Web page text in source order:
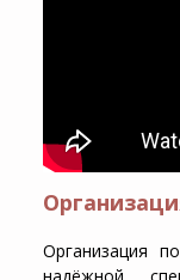
Организация